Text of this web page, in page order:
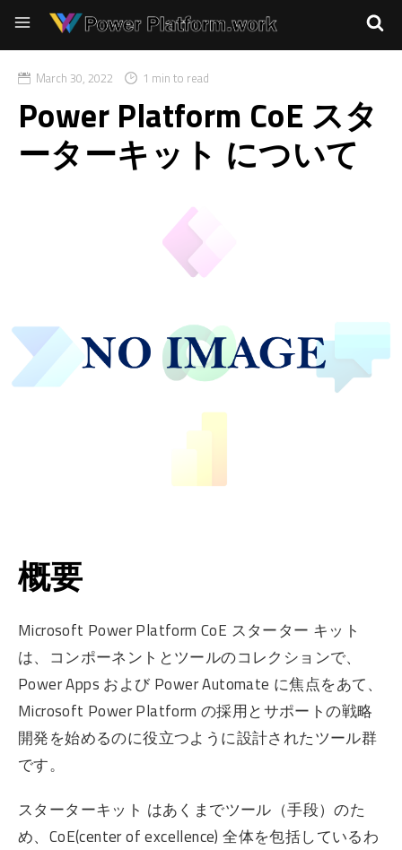
March 30, 2022 1 min to read
Power Platform CoE スタ
ーターキット について
概要
Microsoft Power Platform CoE スターター キット
は、コンポーネントとツールのコレクションで、
Power Apps および Power Automate に焦点をあて、
Microsoft Power Platform の採用とサポートの戦略
開発を始めるのに役立つように設計されたツール群
です。
スターターキット はあくまでツール（手段）のた
め、CoE(center of excellence) 全体を包括しているわ